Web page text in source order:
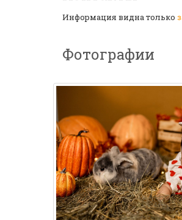
Информация видна только
Фотографии